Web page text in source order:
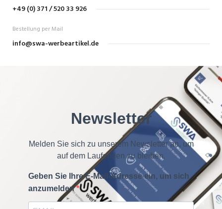
+49 (0) 371 / 520 33 926
Bestellung per Mail
info@swa-werbeartikel.de
Newsletter
Melden Sie sich zu unserem Newsletter an, um
auf dem Laufenden zu bleiben.
Geben Sie Ihre E-Mail-Adresse ein, um sich
anzumelden